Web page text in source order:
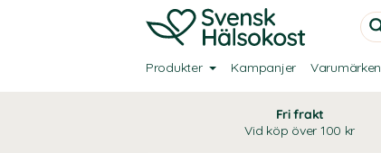
Produkter Kampanjer Varumärken
Fri frakt
Vid köp över 100 kr